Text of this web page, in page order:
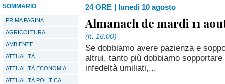
SOMMARIO
PRIMA PAGINA
AGRICOLTURA
AMBIENTE
ATTUALITÀ
ATTUALITÀ ECONOMIA
ATTUALITÀ POLITICA
24 ORE | lunedì 10 agosto
Almanach de mardi 11
(h. 18:00)
Se dobbiamo avere pazienza e
altrui, tanto più dobbiamo
infedeltà umiliati,...